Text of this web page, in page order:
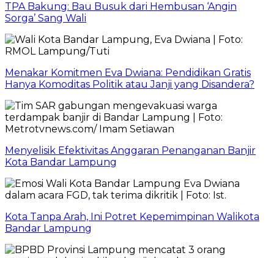
TPA Bakung: Bau Busuk dari Hembusan ‘Angin
Sorga’ Sang Wali
Menakar Komitmen Eva Dwiana: Pendidikan Gratis
Hanya Komoditas Politik atau Janji yang Disandera?
Menyelisik Efektivitas Anggaran Penanganan Banjir
Kota Bandar Lampung
Kota Tanpa Arah, Ini Potret Kepemimpinan Walikota
Bandar Lampung